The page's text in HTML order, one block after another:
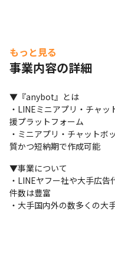
もっと見る
事業内容の詳細
▼『anybot』とは
・LINEミニアプリ・チャ
援プラットフォーム
・ミニアプリ・チャットボ
質かつ短納期で作成可能
▼事業について
・LINEヤフー社や大手広
件数は豊富
・大手国内外の数多くの大